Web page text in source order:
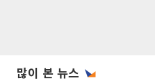
많이 본 뉴스